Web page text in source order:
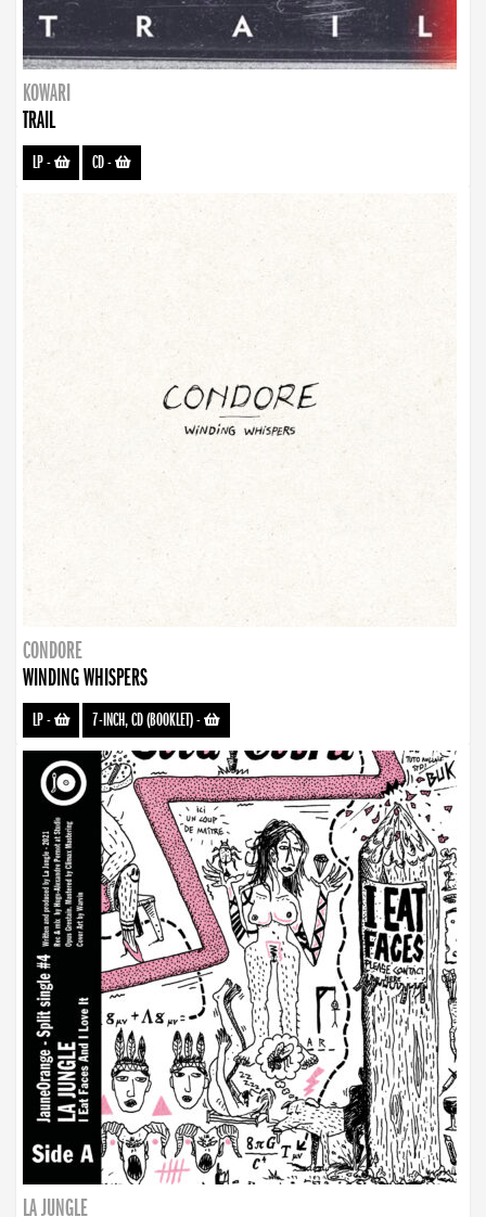
KOWARI
TRAIL
LP- CD-
CONDORE
WINDING WHISPERS
LP- 7-INCH, CD (BOOKLET)-
LA JUNGLE